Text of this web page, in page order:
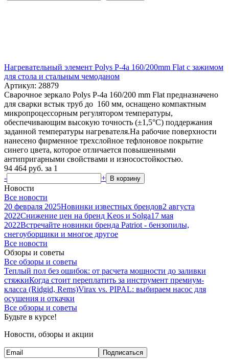
Нагревательный элемент Polys P-4a 160/200mm Flat с зажимом
для стола и стальным чемоданом
Артикул: 28879
Сварочное зеркало Polys P-4a 160/200 mm Flat предназначено
для сварки встык труб до 160 мм, оснащено компактным
микропроцессорным регулятором температуры,
обеспечивающим высокую точность (±1,5°С) поддержания
заданной температуры нагревателя.На рабочие поверхности
нанесено фирменное трехслойное тефлоновое покрытие
синего цвета, которое отличается повышенными
антипригарными свойствами и износостойкостью.
94 464 руб. за 1
-
+ В корзину
Новости
Все новости
20 февраля 2025Новинки известных брендов2 августа
2022Снижение цен на бренд Keos и Solga17 мая
2022Встречайте новинки бренда Patriot - бензопилы,
снегоуборщики и многое другое
Все новости
Обзоры и советы
Все обзоры и советы
Теплый пол без ошибок: от расчета мощности до заливки
стяжкиКогда стоит переплатить за инструмент премиум-
класса (Ridgid, Rems)Virax vs. PIPAL: выбираем насос для
осушения и откачки
Все обзоры и советы
Будьте в курсе!
Новости, обзоры и акции
Подписаться